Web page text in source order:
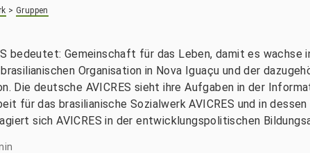
>Gruppen
bedeutet: Gemeinschaft für das Leben, damit es wachse
Organisation in Nova Iguaçu und der
Die deutsche AVICRES sieht ihre Aufgaben in der
für das brasilianische Sozialwerk AVICRES und in
sich AVICRES in der entwicklungspolitischen